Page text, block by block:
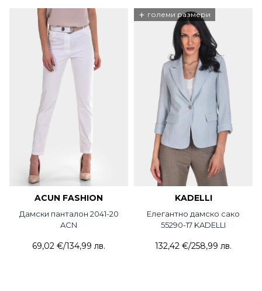
ACUN FASHION
Дамски панталон 2041-20
ACN
69,02 €/134,99 лв.
+ големи размери
KADELLI
Елегантно дамско сако
55290-17 KADELLI
132,42 €/258,99 лв.